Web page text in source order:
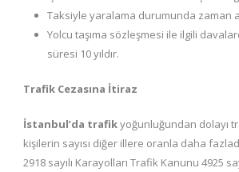
Taksiyle yaralama durumunda zaman
Yolcu taşıma sözleşmesi ile ilgili
süresi 10 yıldır.
Trafik Cezasına İtiraz
İstanbul’da trafikyoğunluğundan dolayı
kişilerin sayısı diğer illere oranla daha
2918 sayılı Karayolları Trafik Kanunu 4925